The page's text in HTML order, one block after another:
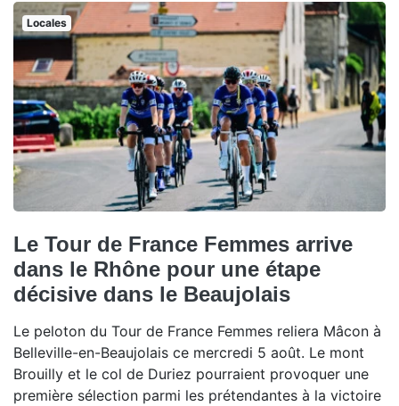
Locales
Le Tour de France Femmes arrive
dans le Rhône pour une étape
décisive dans le Beaujolais
Le peloton du Tour de France Femmes reliera Mâcon à
Belleville-en-Beaujolais ce mercredi 5 août. Le mont
Brouilly et le col de Duriez pourraient provoquer une
première sélection parmi les prétendantes à la victoire